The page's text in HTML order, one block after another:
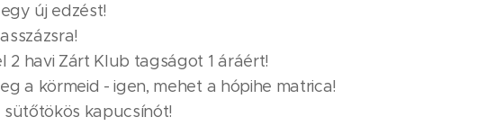
új edzést!
2 havi Zárt Klub tagságot 1 áráért!
a körmeid - igen, mehet a hópihe matrica!
kapucsínót!